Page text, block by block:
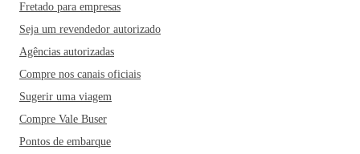
Apóstolo - cartão-postal da cidade -, ao Museu da Cerveja,
Museu Hering e à Rua XV de Novembro.
local é uma atração à parte; além das diversas cervejarias da
cidade, é obrigatório experimentar a torta alemã, o strudel de
estão o Restaurante Moinho do Vale, o Bier Vila, o
Mortadella Ristorante e o Cafehaus Glória. Ah, não deixe de
Fretado para empresas
Seja um revendedor autorizado
Agências autorizadas
Compre nos canais oficiais
Sugerir uma viagem
Compre Vale Buser
Pontos de embarque